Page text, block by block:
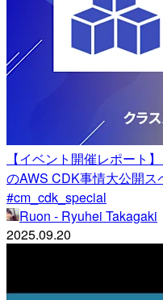
【イベント開催レポート
のAWS CDK事情大公開
#cm_cdk_special
Ruon - Ryuhei Takagaki
2025.09.20